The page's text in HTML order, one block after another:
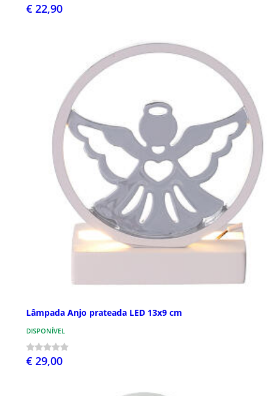
€ 22,90
Lâmpada Anjo prateada LED 13x9 cm
DISPONÍVEL
€ 29,00